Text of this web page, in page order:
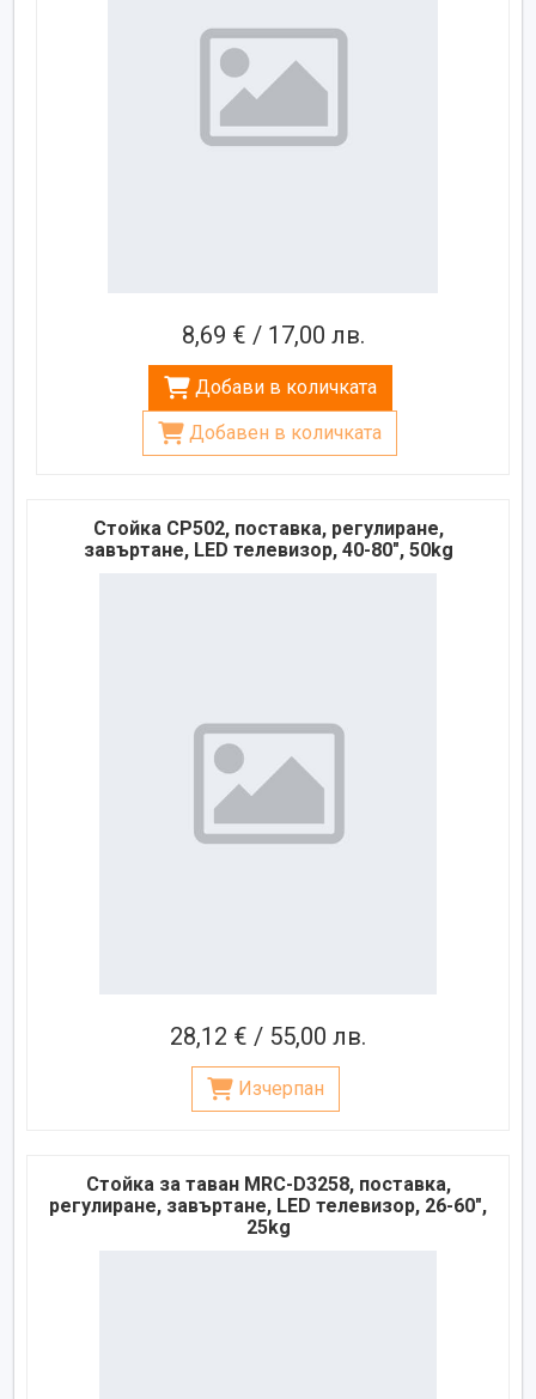
8,69 € / 17,00 лв.
Добави в количката
Добавен в количката
Стойка CP502, поставка, регулиране,
завъртане, LED телевизор, 40-80", 50kg
28,12 € / 55,00 лв.
Изчерпан
Стойка за таван MRC-D3258, поставка,
регулиране, завъртане, LED телевизор, 26-60",
25kg